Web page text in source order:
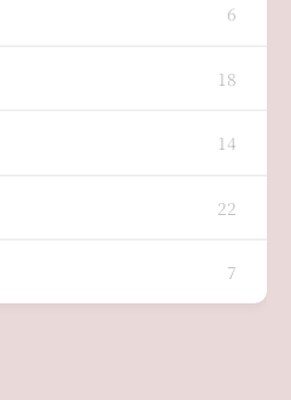
6
18
14
22
7